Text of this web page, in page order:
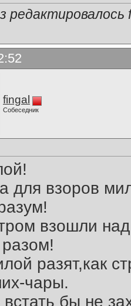
редактировалось
fingal
Собеседник
для взоров
взошли
разят,как
чары.
бы не